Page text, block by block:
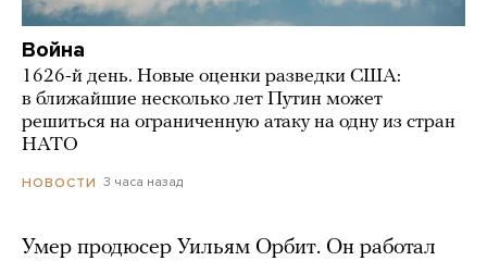
Война
1626-й день. Новые оценки разведки США:
в ближайшие несколько лет Путин может
решиться на ограниченную атаку на одну из стран
НАТО
НОВОСТИ 3 часа назад
Умер продюсер Уильям Орбит. Он работал